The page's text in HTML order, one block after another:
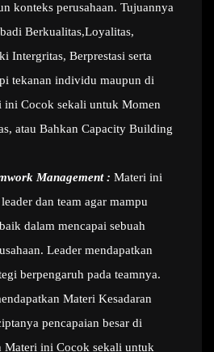
konteks perusahaan. Tujuannya
Berkualitas,Loyalitas,
Intergritas, Berprestasi serta
tekanan individu maupun di
ini Cocok sekali untuk Momen
atau Bahkan Capacity Building
Management : Materi ini
dan team agar mampu
dalam mencapai sebuah
Leader mendapatkan
berpengaruh pada teamnya.
Materi Kesadaran
pencapaian besar di
Materi ini Cocok sekali untuk